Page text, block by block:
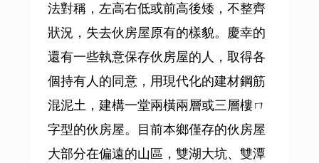
法對稱，左高右低或前高後矮，不整齊
狀況，失去伙房屋原有的樣貌。慶幸的
還有一些執意保存伙房屋的人，取得各
個持有人的同意，用現代化的建材鋼筋
混泥土，建構一堂兩橫兩層或三層樓ㄇ
字型的伙房屋。目前本鄉僅存的伙房屋
大部分在偏遠的山區，雙湖大坑、雙潭